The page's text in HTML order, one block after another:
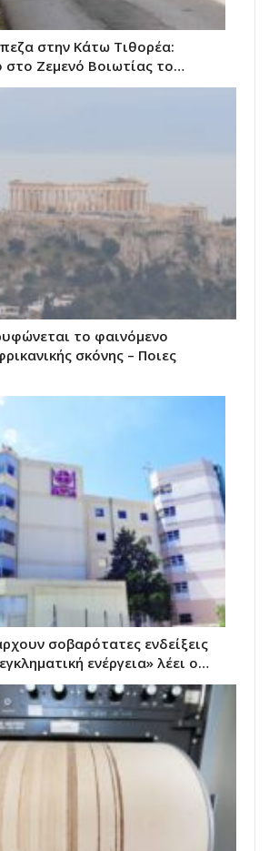
στην Κάτω Τιθορέα:
στο Ζεμενό Βοιωτίας το…
το φαινόμενο
σκόνης – Ποιες
σοβαρότατες ενδείξεις
ενέργεια» λέει ο…